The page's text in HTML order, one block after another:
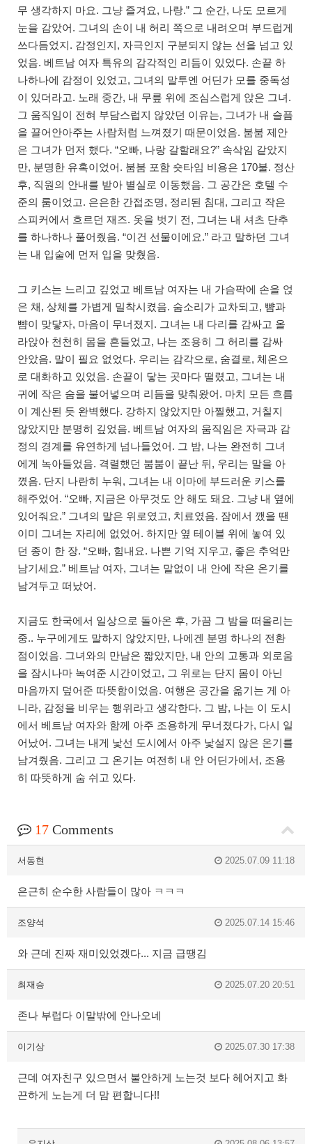
무 생각하지 마요. 그냥 즐겨요, 나랑.” 그 순간, 나도 모르게
눈을 감았어. 그녀의 손이 내 허리 쪽으로 내려오며 부드럽게
쓰다듬었지. 감정인지, 자극인지 구분되지 않는 선을 넘고 있
었음. 베트남 여자 특유의 감각적인 리듬이 있었다. 손끝 하
나하나에 감정이 있었고, 그녀의 말투엔 어딘가 모를 중독성
이 있더라고. 노래 중간, 내 무릎 위에 조심스럽게 앉은 그녀.
그 움직임이 전혀 부담스럽지 않았던 이유는, 그녀가 내 슬픔
을 끌어안아주는 사람처럼 느껴졌기 때문이었음. 붐붐 제안
은 그녀가 먼저 했다. “오빠, 나랑 갈할래요?” 속삭임 같았지
만, 분명한 유혹이었어. 붐붐 포함 숏타임 비용은 170불. 정산
후, 직원의 안내를 받아 별실로 이동했음. 그 공간은 호텔 수
준의 룸이었고. 은은한 간접조명, 정리된 침대, 그리고 작은
스피커에서 흐르던 재즈. 옷을 벗기 전, 그녀는 내 셔츠 단추
를 하나하나 풀어줬음. “이건 선물이에요.” 라고 말하던 그녀
는 내 입술에 먼저 입을 맞췄음.
그 키스는 느리고 깊었고 베트남 여자는 내 가슴팍에 손을 얹
은 채, 상체를 가볍게 밀착시켰음. 숨소리가 교차되고, 뺨과
뺨이 맞닿자, 마음이 무너졌지. 그녀는 내 다리를 감싸고 올
라앉아 천천히 몸을 흔들었고, 나는 조용히 그 허리를 감싸
안았음. 말이 필요 없었다. 우리는 감각으로, 숨결로, 체온으
로 대화하고 있었음. 손끝이 닿는 곳마다 떨렸고, 그녀는 내
귀에 작은 숨을 불어넣으며 리듬을 맞춰왔어. 마치 모든 흐름
이 계산된 듯 완벽했다. 강하지 않았지만 아찔했고, 거칠지
않았지만 분명히 깊었음. 베트남 여자의 움직임은 자극과 감
정의 경계를 유연하게 넘나들었어. 그 밤, 나는 완전히 그녀
에게 녹아들었음. 격렬했던 붐붐이 끝난 뒤, 우리는 말을 아
꼈음. 단지 나란히 누워, 그녀는 내 이마에 부드러운 키스를
해주었어. “오빠, 지금은 아무것도 안 해도 돼요. 그냥 내 옆에
있어줘요.” 그녀의 말은 위로였고, 치료였음. 잠에서 깼을 땐
이미 그녀는 자리에 없었어. 하지만 옆 테이블 위에 놓여 있
던 종이 한 장. “오빠, 힘내요. 나쁜 기억 지우고, 좋은 추억만
남기세요.” 베트남 여자, 그녀는 말없이 내 안에 작은 온기를
남겨두고 떠났어.
지금도 한국에서 일상으로 돌아온 후, 가끔 그 밤을 떠올리는
중.. 누구에게도 말하지 않았지만, 나에겐 분명 하나의 전환
점이었음. 그녀와의 만남은 짧았지만, 내 안의 고통과 외로움
을 잠시나마 녹여준 시간이었고, 그 위로는 단지 몸이 아닌
마음까지 덮어준 따뜻함이었음. 여행은 공간을 옮기는 게 아
니라, 감정을 비우는 행위라고 생각한다. 그 밤, 나는 이 도시
에서 베트남 여자와 함께 아주 조용하게 무너졌다가, 다시 일
어났어. 그녀는 내게 낯선 도시에서 아주 낯설지 않은 온기를
남겨줬음. 그리고 그 온기는 여전히 내 안 어딘가에서, 조용
히 따뜻하게 숨 쉬고 있다.
17 Comments
서동현 2025.07.09 11:18
은근히 순수한 사람들이 많아 ㅋㅋㅋ
조양석 2025.07.14 15:46
와 근데 진짜 재미있었겠다... 지금 급땡김
최재승 2025.07.20 20:51
존나 부럽다 이말밖에 안나오네
이기상 2025.07.30 17:38
근데 여자친구 있으면서 불안하게 노는것 보다 헤어지고 화
끈하게 노는게 더 맘 편합니다!!